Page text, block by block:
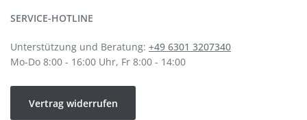
SERVICE-HOTLINE
Unterstützung und Beratung: +49 6301 3207340
Mo-Do 8:00 - 16:00 Uhr, Fr 8:00 - 14:00
Vertrag widerrufen